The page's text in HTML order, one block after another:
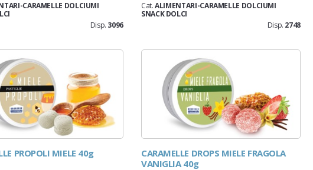
CARAMELLE DOLCIUMI
Disp. 3096
Cat.ALIMENTARI-CARAMELLE DOLCIUMI
SNACK DOLCI
Disp. 2748
PROPOLI MIELE 40g
CARAMELLE DROPS MIELE FRAGOLA
VANIGLIA 40g